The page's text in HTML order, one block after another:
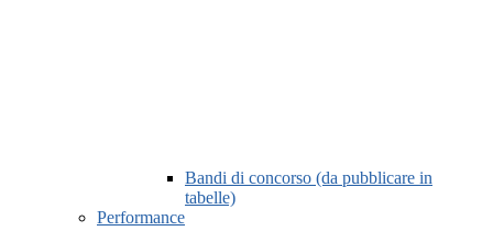
Bandi di concorso (da pubblicare in
tabelle)
Performance